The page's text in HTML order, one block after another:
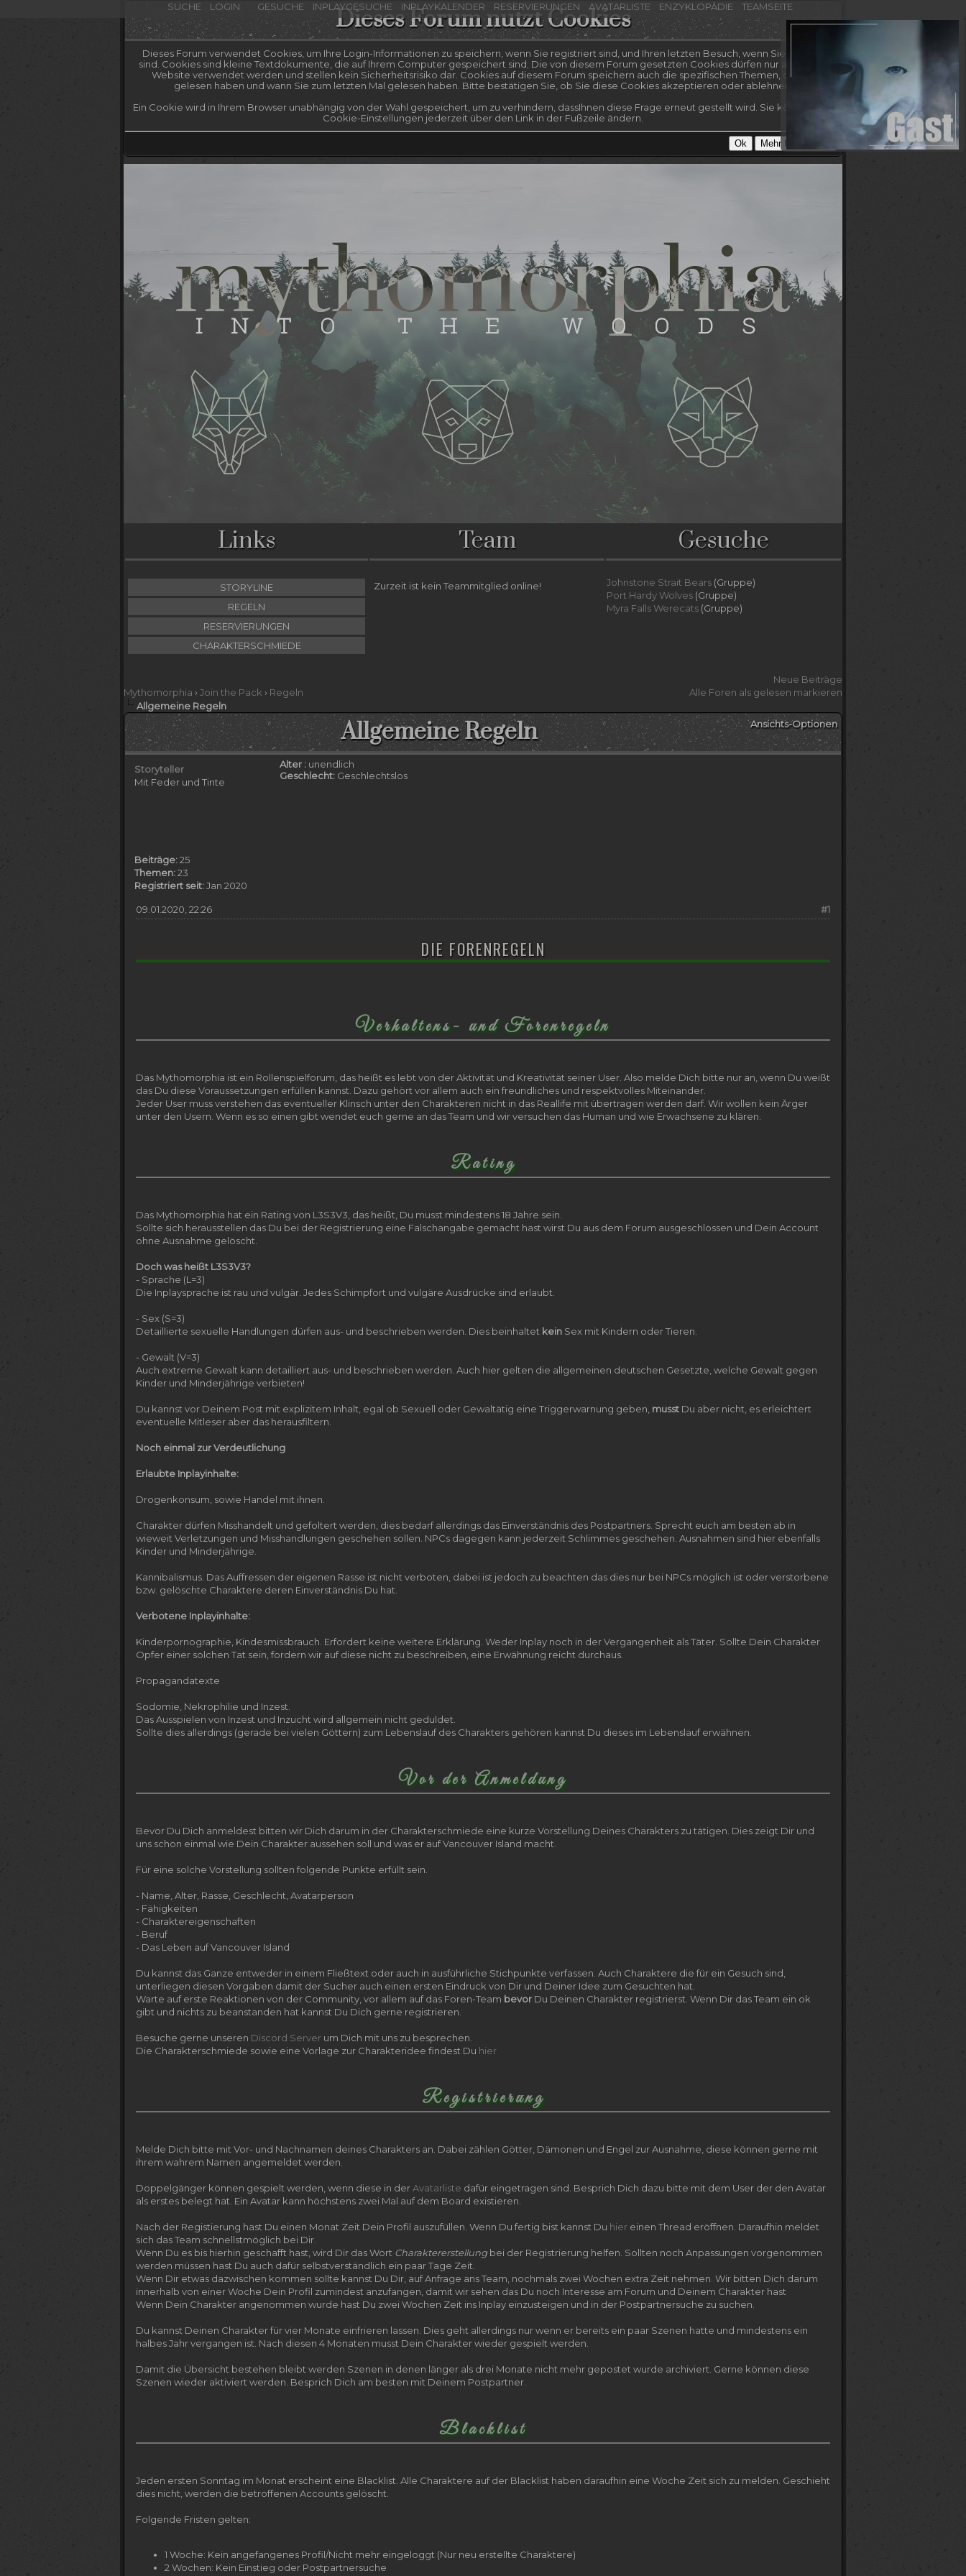
SUCHE LOGIN GESUCHE INPLAYGESUCHE INPLAYKALENDER RESERVIERUNGEN AVATARLISTE ENZYKLOPÄDIE TEAMSEITE
Dieses Forum nutzt Cookies
Dieses Forum verwendet Cookies, um Ihre Login-Informationen zu speichern, wenn Sie registriert sind, und Ihren letzten Besuch, wenn Sie es nicht
sind. Cookies sind kleine Textdokumente, die auf Ihrem Computer gespeichert sind; Die von diesem Forum gesetzten Cookies dürfen nur auf dieser
Website verwendet werden und stellen kein Sicherheitsrisiko dar. Cookies auf diesem Forum speichern auch die spezifischen Themen, die Sie
gelesen haben und wann Sie zum letzten Mal gelesen haben. Bitte bestätigen Sie, ob Sie diese Cookies akzeptieren oder ablehnen.
Ein Cookie wird in Ihrem Browser unabhängig von der Wahl gespeichert, um zu verhindern, dassIhnen diese Frage erneut gestellt wird. Sie können Ihre
Cookie-Einstellungen jederzeit über den Link in der Fußzeile ändern.
Links Team Gesuche
STORYLINE
REGELN
RESERVIERUNGEN
CHARAKTERSCHMIEDE
Zurzeit ist kein Teammitglied online! Johnstone Strait Bears (Gruppe)
Port Hardy Wolves (Gruppe)
Myra Falls Werecats (Gruppe)
Neue Beiträge
Alle Foren als gelesen markieren
Mythomorphia › Join the Pack › Regeln
Allgemeine Regeln
Ansichts-Optionen
Allgemeine Regeln
Storyteller
Mit Feder und Tinte
Beiträge:25
Themen:23
Registriert seit:Jan 2020
Alter : unendlich
Geschlecht: Geschlechtslos
#1
09.01.2020, 22:26
DIE FORENREGELN
Verhaltens- und Forenregeln
Das Mythomorphia ist ein Rollenspielforum, das heißt es lebt von der Aktivität und Kreativität seiner User. Also melde Dich bitte nur an, wenn Du weißt
das Du diese Voraussetzungen erfüllen kannst. Dazu gehört vor allem auch ein freundliches und respektvolles Miteinander.
Jeder User muss verstehen das eventueller Klinsch unter den Charakteren nicht in das Reallife mit übertragen werden darf. Wir wollen kein Ärger
unter den Usern. Wenn es so einen gibt wendet euch gerne an das Team und wir versuchen das Human und wie Erwachsene zu klären.
Rating
Das Mythomorphia hat ein Rating von L3S3V3, das heißt, Du musst mindestens 18 Jahre sein.
Sollte sich herausstellen das Du bei der Registrierung eine Falschangabe gemacht hast wirst Du aus dem Forum ausgeschlossen und Dein Account
ohne Ausnahme gelöscht.
Doch was heißt L3S3V3?
- Sprache (L=3)
Die Inplaysprache ist rau und vulgär. Jedes Schimpfort und vulgäre Ausdrücke sind erlaubt.
- Sex (S=3)
Detaillierte sexuelle Handlungen dürfen aus- und beschrieben werden. Dies beinhaltet kein Sex mit Kindern oder Tieren.
- Gewalt (V=3)
Auch extreme Gewalt kann detailliert aus- und beschrieben werden. Auch hier gelten die allgemeinen deutschen Gesetzte, welche Gewalt gegen
Kinder und Minderjährige verbieten!
Du kannst vor Deinem Post mit explizitem Inhalt, egal ob Sexuell oder Gewaltätig eine Triggerwarnung geben, musst Du aber nicht, es erleichtert
eventuelle Mitleser aber das herausfiltern.
Noch einmal zur Verdeutlichung
Erlaubte Inplayinhalte:
Drogenkonsum, sowie Handel mit ihnen.
Charakter dürfen Misshandelt und gefoltert werden, dies bedarf allerdings das Einverständnis des Postpartners. Sprecht euch am besten ab in
wieweit Verletzungen und Misshandlungen geschehen sollen. NPCs dagegen kann jederzeit Schlimmes geschehen. Ausnahmen sind hier ebenfalls
Kinder und Minderjährige.
Kannibalismus. Das Auffressen der eigenen Rasse ist nicht verboten, dabei ist jedoch zu beachten das dies nur bei NPCs möglich ist oder verstorbene
bzw. gelöschte Charaktere deren Einverständnis Du hat.
Verbotene Inplayinhalte:
Kinderpornographie, Kindesmissbrauch. Erfordert keine weitere Erklärung. Weder Inplay noch in der Vergangenheit als Täter. Sollte Dein Charakter
Opfer einer solchen Tat sein, fordern wir auf diese nicht zu beschreiben, eine Erwähnung reicht durchaus.
Propagandatexte
Sodomie, Nekrophilie und Inzest.
Das Ausspielen von Inzest und Inzucht wird allgemein nicht geduldet.
Sollte dies allerdings (gerade bei vielen Göttern) zum Lebenslauf des Charakters gehören kannst Du dieses im Lebenslauf erwähnen.
Vor der Anmeldung
Bevor Du Dich anmeldest bitten wir Dich darum in der Charakterschmiede eine kurze Vorstellung Deines Charakters zu tätigen. Dies zeigt Dir und
uns schon einmal wie Dein Charakter aussehen soll und was er auf Vancouver Island macht.
Für eine solche Vorstellung sollten folgende Punkte erfüllt sein.
- Name, Alter, Rasse, Geschlecht, Avatarperson
- Fähigkeiten
- Charaktereigenschaften
- Beruf
- Das Leben auf Vancouver Island
Du kannst das Ganze entweder in einem Fließtext oder auch in ausführliche Stichpunkte verfassen. Auch Charaktere die für ein Gesuch sind,
unterliegen diesen Vorgaben damit der Sucher auch einen ersten Eindruck von Dir und Deiner Idee zum Gesuchten hat.
Warte auf erste Reaktionen von der Community, vor allem auf das Foren-Team bevor Du Deinen Charakter registrierst. Wenn Dir das Team ein ok
gibt und nichts zu beanstanden hat kannst Du Dich gerne registrieren.
Besuche gerne unseren Discord Server um Dich mit uns zu besprechen.
Die Charakterschmiede sowie eine Vorlage zur Charakteridee findest Du hier
Registrierung
Melde Dich bitte mit Vor- und Nachnamen deines Charakters an. Dabei zählen Götter, Dämonen und Engel zur Ausnahme, diese können gerne mit
ihrem wahrem Namen angemeldet werden.
Doppelgänger können gespielt werden, wenn diese in derAvatarliste dafür eingetragen sind. Besprich Dich dazu bitte mit dem User der den Avatar
als erstes belegt hat. Ein Avatar kann höchstens zwei Mal auf dem Board existieren.
Nach der Registierung hast Du einen Monat Zeit Dein Profil auszufüllen. Wenn Du fertig bist kannst Du hier einen Thread eröffnen. Daraufhin meldet
sich das Team schnellstmöglich bei Dir.
Wenn Du es bis hierhin geschafft hast, wird Dir das Wort Charaktererstellung bei der Registrierung helfen. Sollten noch Anpassungen vorgenommen
werden müssen hast Du auch dafür selbstverständlich ein paar Tage Zeit.
Wenn Dir etwas dazwischen kommen sollte kannst Du Dir, auf Anfrage ans Team, nochmals zwei Wochen extra Zeit nehmen. Wir bitten Dich darum
innerhalb von einer Woche Dein Profil zumindest anzufangen, damit wir sehen das Du noch Interesse am Forum und Deinem Charakter hast
Wenn Dein Charakter angenommen wurde hast Du zwei Wochen Zeit ins Inplay einzusteigen und in der Postpartnersuche zu suchen.
Du kannst Deinen Charakter für vier Monate einfrieren lassen. Dies geht allerdings nur wenn er bereits ein paar Szenen hatte und mindestens ein
halbes Jahr vergangen ist. Nach diesen 4 Monaten musst Dein Charakter wieder gespielt werden.
Damit die Übersicht bestehen bleibt werden Szenen in denen länger als drei Monate nicht mehr gepostet wurde archiviert. Gerne können diese
Szenen wieder aktiviert werden. Besprich Dich am besten mit Deinem Postpartner.
Blacklist
Jeden ersten Sonntag im Monat erscheint eine Blacklist. Alle Charaktere auf der Blacklist haben daraufhin eine Woche Zeit sich zu melden. Geschieht
dies nicht, werden die betroffenen Accounts gelöscht.
Folgende Fristen gelten:
1 Woche: Kein angefangenes Profil/Nicht mehr eingeloggt (Nur neu erstellte Charaktere)
2 Wochen: Kein Einstieg oder Postpartnersuche